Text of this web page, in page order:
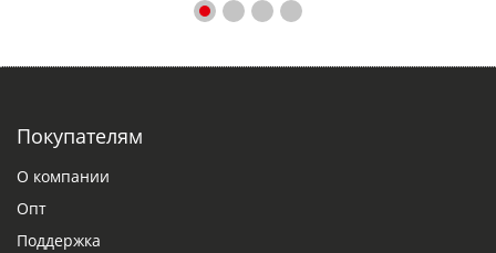
Покупателям
О компании
Опт
Поддержка